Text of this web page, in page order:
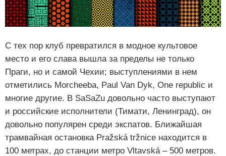
С тех пор клуб превратился в модное культовое
место и его слава вышла за пределы не только
Праги, но и самой Чехии; выступлениями в нем
отметились Morcheeba, Paul Van Dyk, One republic и
многие другие. В SaSaZu довольно часто выступают
и российские исполнители (Тимати, Ленинград), он
довольно популярен среди экспатов. Ближайшая
трамвайная остановка Pražská tržnice находится в
100 метрах, до станции метро Vltavská – 500 метров.